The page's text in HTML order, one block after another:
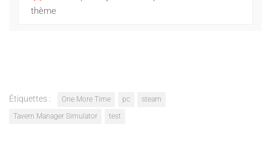
thème
Étiquettes : One More Time pc
steam
Tavern Manager Simulator
test